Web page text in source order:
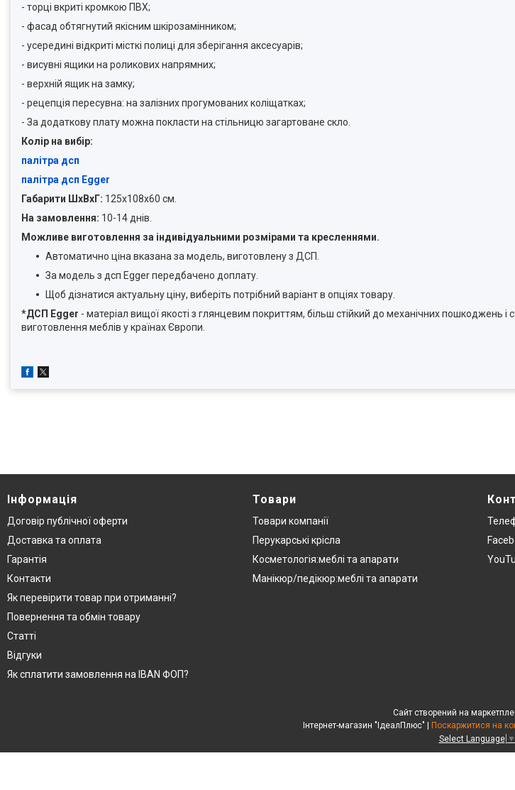
- торці вкриті кромкою ПВХ;
- фасад обтягнутий якісним шкірозамінником;
- усередині відкриті місткі полиці для зберігання аксесуарів;
- висувні ящики на роликових напрямних;
- верхній ящик на замку;
- рецепція пересувна: на залізних прогумованих коліщатках;
- За додаткову плату можна покласти на стільницю загартоване скло.
Колір на вибір:
палітра дсп
палітра дсп Egger
Габарити ШхВхГ: 125х108х60 см.
На замовлення: 10-14 днів.
Можливе виготовлення за індивідуальними розмірами та кресленнями.
Автоматично ціна вказана за модель, виготовлену з ДСП.
За модель з дсп Egger передбачено доплату.
Щоб дізнатися актуальну ціну, виберіть потрібний варіант в опціях товару.
*ДСП Egger - матеріал вищої якості з глянцевим покриттям, більш стійкий до механічних пошкоджень і
виготовлення меблів у країнах Європи.
Інформація
Договір публічної оферти
Доставка та оплата
Гарантія
Контакти
Як перевірити товар при отриманні?
Повернення та обмін товару
Статті
Відгуки
Як сплатити замовлення на IBAN ФОП?
Товари
Товари компанії
Перукарські крісла
Косметологія:меблі та апарати
Манікюр/педікюр:меблі та апарати
Сайт створений на
Інтернет-магазин "ІдеалПлюс" | Поскаржитися на
Select Language ▼